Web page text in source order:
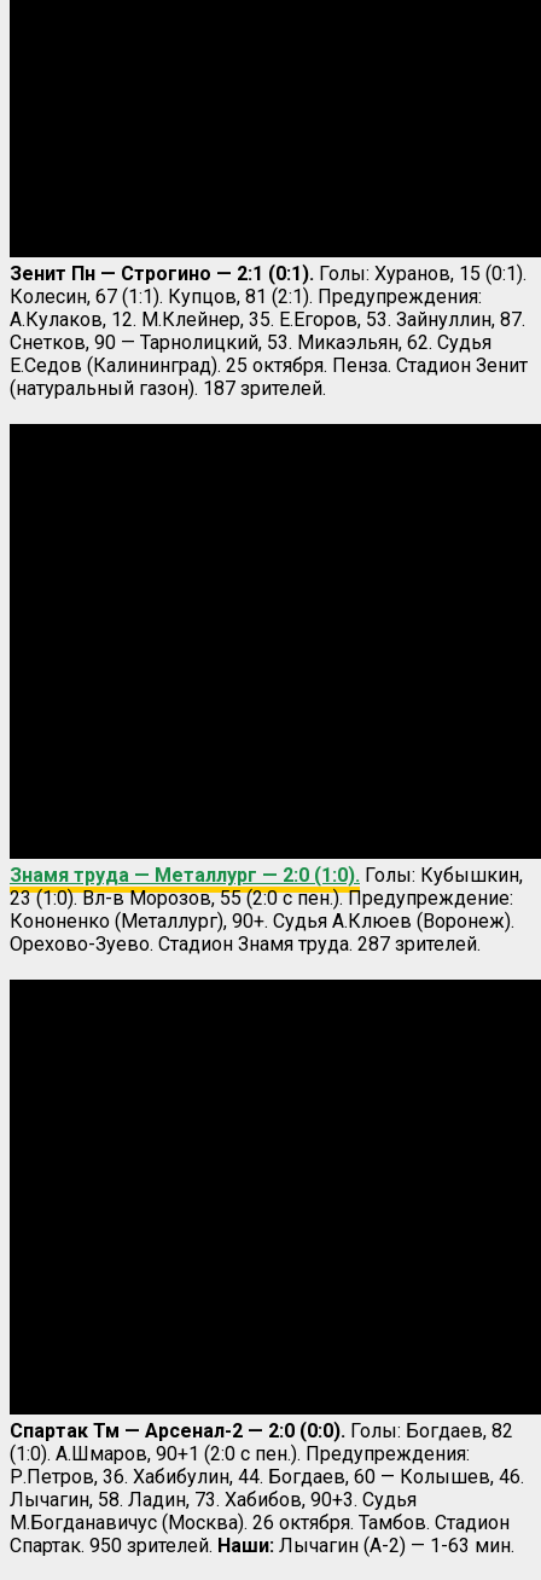
Зенит Пн — Строгино — 2:1 (0:1). Голы: Хуранов, 15 (0:1).
Колесин, 67 (1:1). Купцов, 81 (2:1). Предупреждения:
А.Кулаков, 12. М.Клейнер, 35. Е.Егоров, 53. Зайнуллин, 87.
Снетков, 90 — Тарнолицкий, 53. Микаэльян, 62. Судья
Е.Седов (Калининград). 25 октября. Пенза. Стадион Зенит
(натуральный газон). 187 зрителей.
Знамя труда — Металлург — 2:0 (1:0). Голы: Кубышкин,
23 (1:0). Вл-в Морозов, 55 (2:0 с пен.). Предупреждение:
Кононенко (Металлург), 90+. Судья А.Клюев (Воронеж).
Орехово-Зуево. Стадион Знамя труда. 287 зрителей.
Спартак Тм — Арсенал-2 — 2:0 (0:0). Голы: Богдаев, 82
(1:0). А.Шмаров, 90+1 (2:0 с пен.). Предупреждения:
Р.Петров, 36. Хабибулин, 44. Богдаев, 60 — Колышев, 46.
Лычагин, 58. Ладин, 73. Хабибов, 90+3. Судья
М.Богданавичус (Москва). 26 октября. Тамбов. Стадион
Спартак. 950 зрителей. Наши: Лычагин (А-2) — 1-63 мин.